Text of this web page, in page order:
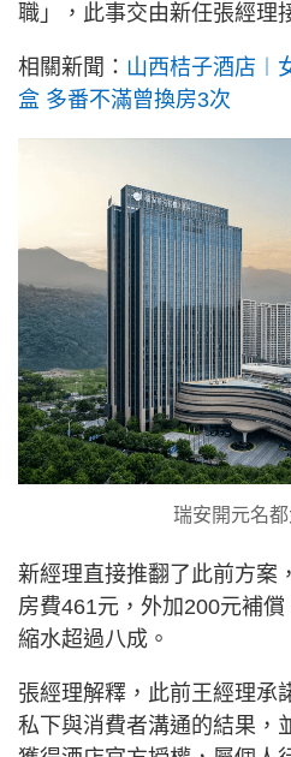
職」，此事交由新任張經理
相關新聞： 山西桔子酒店︱
盒 多番不滿曾換房3次
瑞安開元名都
新經理直接推翻了此前方案
房費461元，外加200元補
縮水超過八成。
張經理解釋，此前王經理承
私下與消費者溝通的結果，